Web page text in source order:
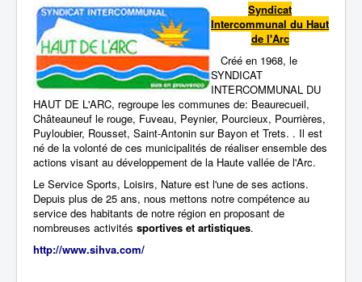
Syndicat
Intercommunal du Haut
de l'Arc
Créé en 1968, le
SYNDICAT
INTERCOMMUNAL DU
HAUT DE L'ARC, regroupe les communes de: Beaurecueil,
Châteauneuf le rouge, Fuveau, Peynier, Pourcieux, Pourrières,
Puyloubier, Rousset, Saint-Antonin sur Bayon et Trets. . Il est
né de la volonté de ces municipalités de réaliser ensemble des
actions visant au développement de la Haute vallée de l'Arc.
Le Service Sports, Loisirs, Nature est l'une de ses actions.
Depuis plus de 25 ans, nous mettons notre compétence au
service des habitants de notre région en proposant de
nombreuses activités sportives et artistiques.
http://www.sihva.com/